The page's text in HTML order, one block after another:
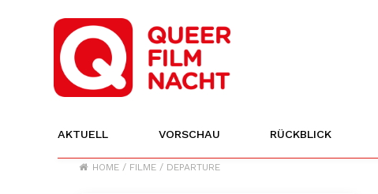
AKTUELL VORSCHAU RÜCKBLICK
HOME / FILME / DEPARTURE